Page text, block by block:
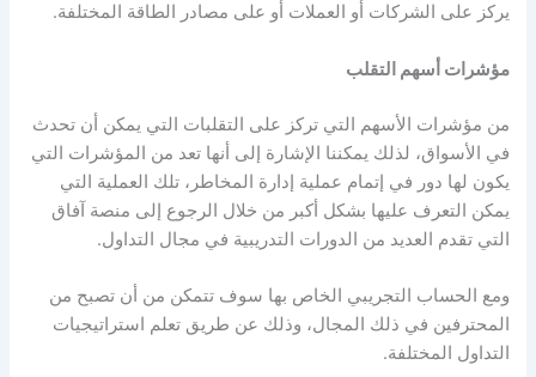
يركز على الشركات أو العملات أو على مصادر الطاقة المختلفة.
مؤشرات أسهم التقلب
من مؤشرات الأسهمالتي تركز على التقلبات التي يمكن أن تحدث
في الأسواق، لذلك يمكننا الإشارة إلى أنها تعد من المؤشرات التي
يكون لها دور في إتمام عملية إدارة المخاطر، تلك العملية التي
يمكن التعرف عليها بشكل أكبر من خلال الرجوع إلى منصة آفاق
التي تقدم العديد من الدورات التدريبية في مجال التداول.
ومع الحساب التجريبي الخاص بها سوف تتمكن من أن تصبح من
المحترفين في ذلك المجال، وذلك عن طريق تعلم استراتيجيات
التداول المختلفة.